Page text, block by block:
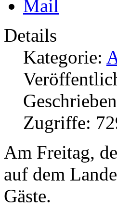
Details
Kategorie:
Zugriffe:
Am Freitag,
auf dem
Gäste.